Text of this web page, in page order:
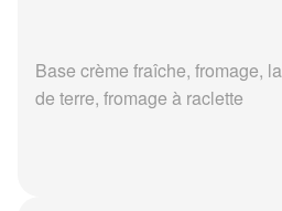
Base crème fraîche, fromage,
de terre, fromage à raclette